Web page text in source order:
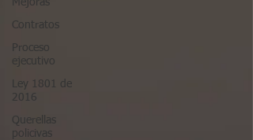
Mejoras
Contratos
Proceso
ejecutivo
Ley 1801 de
2016
Querellas
policivas